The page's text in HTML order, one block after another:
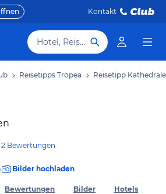
Kontakt
Hotel, Reiseziel
Reisetipps Tropea Reisetipp Kathedrale
2 Bewertungen
Bilder hochladen
Bewertungen Bilder Hotels